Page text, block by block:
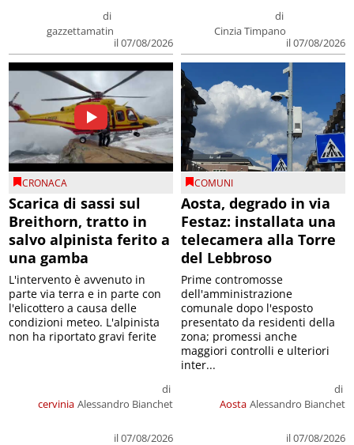
di
gazzettamatin
il 07/08/2026
di
Cinzia Timpano
il 07/08/2026
CRONACA
Scarica di sassi sul
Breithorn, tratto in
salvo alpinista ferito a
una gamba
cervinia
di
Alessandro Bianchet
il 07/08/2026
L'intervento è avvenuto in
parte via terra e in parte con
l'elicottero a causa delle
condizioni meteo. L'alpinista
non ha riportato gravi ferite
COMUNI
Aosta, degrado in via
Festaz: installata una
telecamera alla Torre
del Lebbroso
Aosta
di
Alessandro Bianchet
il 07/08/2026
Prime contromosse
dell'amministrazione
comunale dopo l'esposto
presentato da residenti della
zona; promessi anche
maggiori controlli e ulteriori
inter...